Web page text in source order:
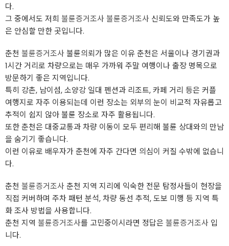
다.
그 중에서도 저희 불륜증거조사불륜증거조사 신뢰도와 만족도가 높
은 안심할 만한 곳입니다.
춘천 불륜증거조사불륜의뢰가 많은 이유 춘천은 서울이나 경기권과
1시간 거리로 차량으로는 매우 가까워 주말 여행이나 출장 명목으로
방문하기 좋은 지역입니다.
특히 강촌, 남이섬, 소양강 일대 펜션과 리조트, 카페 거리 등은 커플
여행지로 자주 이용되는데 이런 장소는 외부의 눈이 비교적 자유롭고
추적이 쉽지 않아 불륜 장소로 자주 활용됩니다.
또한 춘천은 대중교통과 차량 이동이 모두 편리해 불륜 상대와의 만남
을 숨기기 좋습니다.
이런 이유로 배우자가 춘천에 자주 간다면 의심이 커질 수밖에 없습니
다.
춘천 불륜증거조사춘천 지역 지리에 익숙한 전문 탐정사들이 현장을
직접 커버하며 주차 패턴 분석, 차량 동선 추적, 도보 미행 등 지역 특
화 조사 방법을 사용합니다.
춘천 지역 불륜증거조사를 고민중이시라면 정답은 불륜증거조사 입
니다.